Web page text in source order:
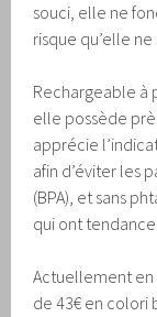
souci, elle ne
risque qu’elle
Rechargeable à
elle possède
apprécie
afin d’éviter les
(BPA), et sans
qui ont
Actuellement en
de 43€ en colori